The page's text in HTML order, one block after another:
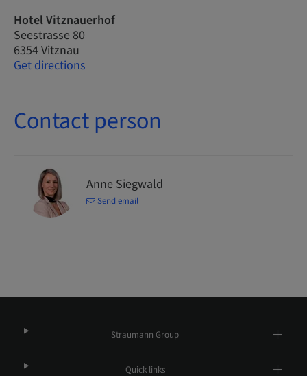
Hotel Vitznauerhof
Seestrasse 80
6354 Vitznau
Get directions
Contact person
Anne Siegwald
Send email
Straumann Group
Quick links